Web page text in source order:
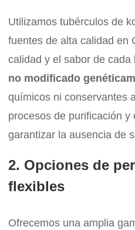
Utilizamos tubérculos de
fuentes de alta calidad en
calidad y el sabor de cada
no modificado
químicos ni conservantes
procesos de purificación y
garantizar la ausencia de
2. Opciones de
flexibles
Ofrecemos una amplia